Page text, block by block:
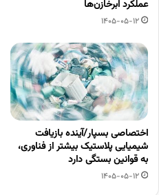
عملکرد ابرخازن‌ها
1405-05-12
اختصاصی بسپار/آینده بازیافت
شیمیایی پلاستیک بیشتر از فناوری،
به قوانین بستگی دارد
1405-05-12